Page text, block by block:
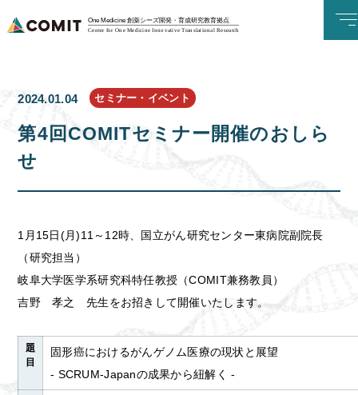
One Medicine 創薬シーズ開発・育成研究教育拠点
Center for One Medicine Innovative Translational Research
2024.01.04 セミナー・イベント
第4回COMITセミナー開催のおしら
せ
1月15日(月)11～12時、国立がん研究センター東病院副院長
（研究担当）
岐阜大学医学系研究科特任教授（COMIT兼務教員）
吉野 孝之 先生をお招きして開催いたします。
題
目
固形癌におけるがんゲノム医療の現状と展望
- SCRUM-Japanの成果から紐解く -